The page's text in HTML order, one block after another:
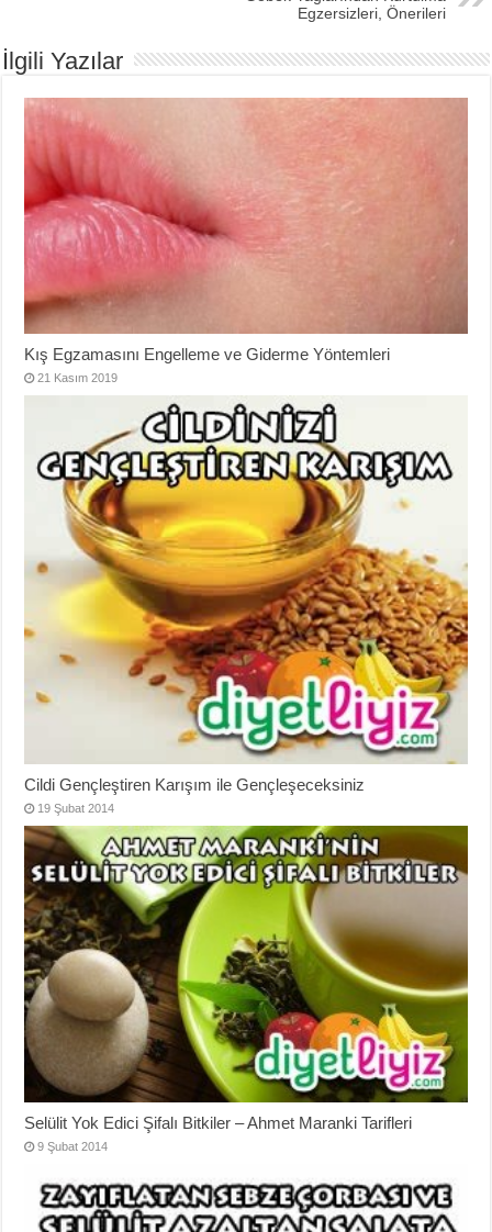
Egzersizleri, Önerileri
İlgili Yazılar
Kış Egzamasını Engelleme ve Giderme Yöntemleri
21 Kasım 2019
Cildi Gençleştiren Karışım ile Gençleşeceksiniz
19 Şubat 2014
Selülit Yok Edici Şifalı Bitkiler – Ahmet Maranki Tarifleri
9 Şubat 2014